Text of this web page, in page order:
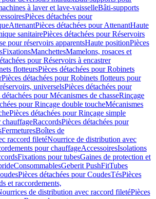
à laver et lave-vaisselleBâti-supports
Pièces détachées pour
AttenantPièces détachées pour AttenantHaute
sanitairePièces détachées pour Réservoirs
pour réservoirs apparentsHaute positionPièces
FixationsManchettesMamelons, rosaces et
pour Réservoirs à encastrer
flotteursPièces détachées pour Robinets
Pièces détachées pour Robinets flotteurs pour
universelsPièces détachées pour
détachées pour Mécanismes de chasseRinçage
pour Rinçage double toucheMécanismes
Pièces détachées pour Rinçage simple
RaccordsPièces détachées pour
FermeturesBoîtes de
raccord filetéNourrice de distribution avec
pour chauffageAccessoiresIsolations
Fixations pour tubesGaines de protection et
ConsommablesGeberit PushFitTubes
Pièces détachées pour CoudesTésPièces
et raccordements,
de distribution avec raccord filetéPièces